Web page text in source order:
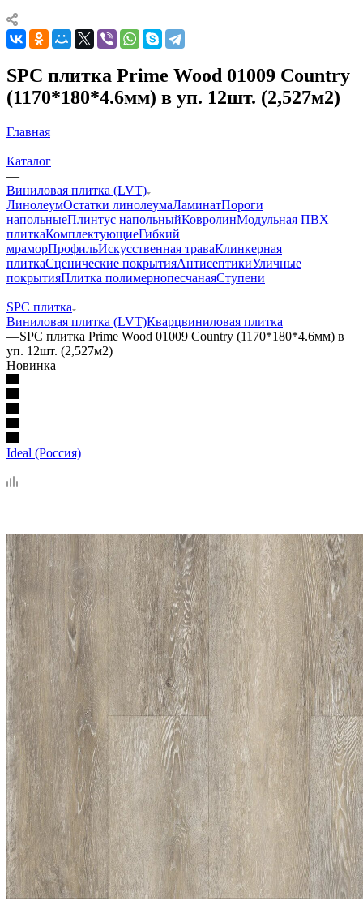
SPC плитка Prime Wood 01009 Country
(1170*180*4.6мм) в уп. 12шт. (2,527м2)
Главная
—
Каталог
—
Виниловая плитка (LVT)
ЛинолеумОстатки линолеумаЛаминатПороги
напольныеПлинтус напольныйКовролинМодульная ПВХ
плиткаКомплектующиеГибкий
мраморПрофильИскусственная траваКлинкерная
плиткаСценические покрытияАнтисептикиУличные
покрытияПлитка полимернопесчанаяСтупени
—
SPC плитка
Виниловая плитка (LVT)Кварцвиниловая плитка
—SPC плитка Prime Wood 01009 Country (1170*180*4.6мм) в
уп. 12шт. (2,527м2)
Новинка
Ideal (Россия)